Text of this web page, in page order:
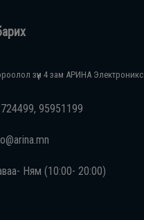
зүүн 4 зам АРИНА Электроникс
95951199
Ням (10:00- 20:00)